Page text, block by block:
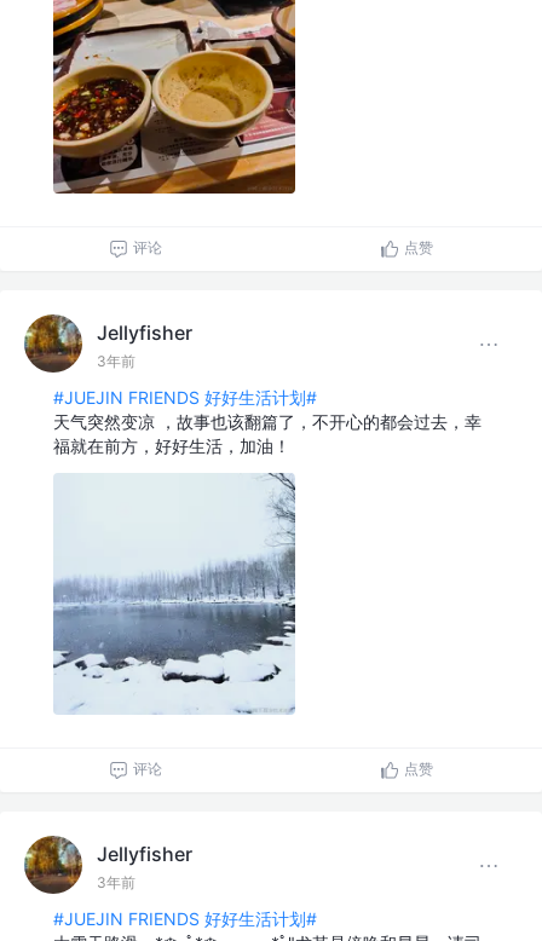
评论 点赞
Jellyfisher
3年前
#JUEJIN FRIENDS 好好生活计划#
天气突然变凉 ，故事也该翻篇了，不开心的都会过去，幸
福就在前方，好好生活，加油！
评论 点赞
Jellyfisher
3年前
#JUEJIN FRIENDS 好好生活计划#